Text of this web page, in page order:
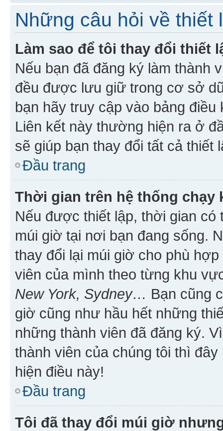
Những câu hỏi về thiết
Làm sao để tôi thay đổi thiết
Nếu bạn đã đăng ký làm thành
đều được lưu giữ trong cơ sở
bạn hãy truy cập vào bảng
Liên kết này thường hiện ra ở
sẽ giúp bạn thay đổi tất cả thiết
Đầu trang
Thời gian trên hệ thống chạy
Nếu được thiết lập, thời gian
múi giờ tại nơi bạn đang sống.
thay đổi lại múi giờ cho phù
viên của mình theo từng khu
New York, Sydney… Bạn cũng
giờ cũng như hầu hết những
những thành viên đã đăng ký.
thành viên của chúng tôi thì
hiện điều này!
Đầu trang
Tôi đã thay đổi múi giờ